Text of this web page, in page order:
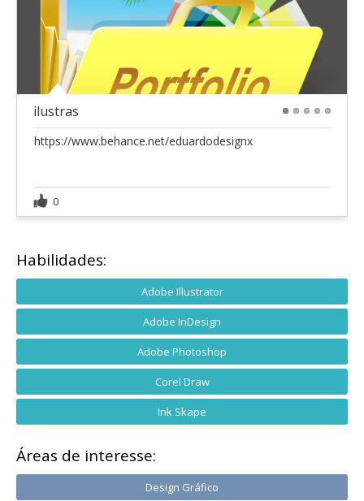
ilustras
https://www.behance.net/eduardodesignx
0
Habilidades:
Adobe Illustrator
Adobe InDesign
Adobe Photoshop
Corel Draw
Ink Skape
Áreas de interesse:
Design Gráfico